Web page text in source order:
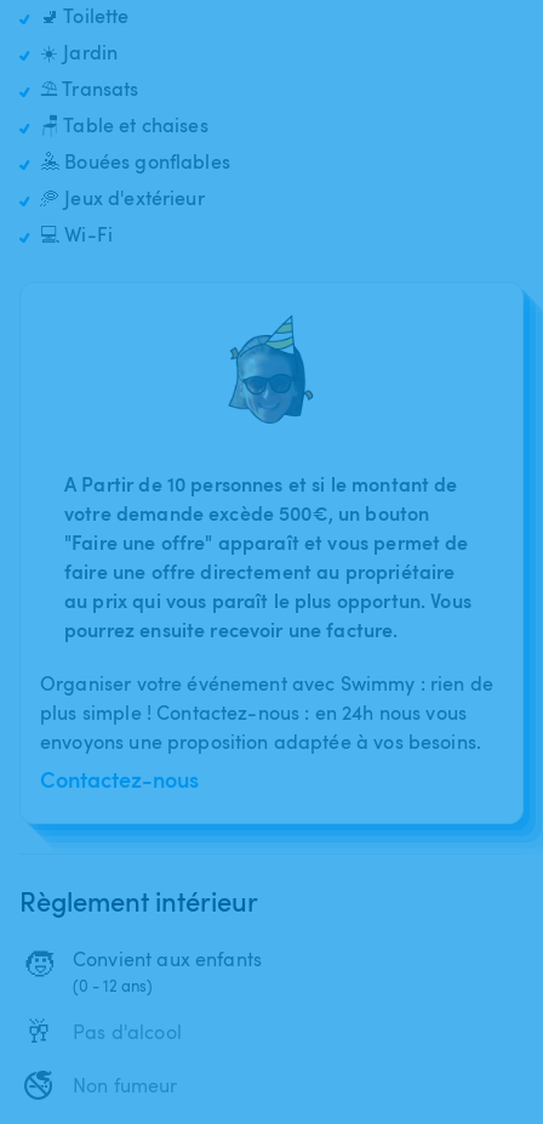
🚽 Toilette
☀️ Jardin
⛱️ Transats
🪑 Table et chaises
🤽 Bouées gonflables
🥏 Jeux d'extérieur
💻 Wi-Fi
A Partir de 10 personnes et si le montant de
votre demande excède 500€, un bouton
"Faire une offre" apparaît et vous permet de
faire une offre directement au propriétaire
au prix qui vous paraît le plus opportun. Vous
pourrez ensuite recevoir une facture.
Organiser votre événement avec Swimmy : rien de
plus simple ! Contactez-nous : en 24h nous vous
envoyons une proposition adaptée à vos besoins.
Contactez-nous
Règlement intérieur
🧒 Convient aux enfants
(0 - 12 ans)
🥂 Pas d'alcool
🚭 Non fumeur